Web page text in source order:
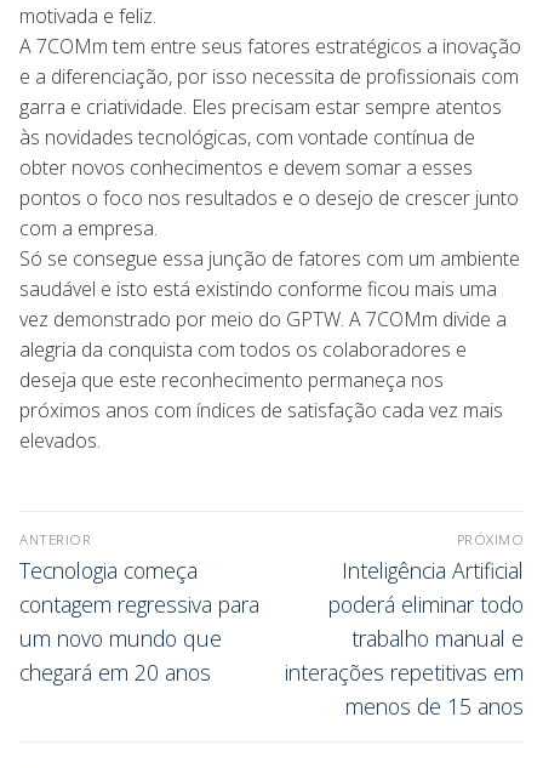
motivada e feliz.
A 7COMm tem entre seus fatores estratégicos a inovação
e a diferenciação, por isso necessita de profissionais com
garra e criatividade. Eles precisam estar sempre atentos
às novidades tecnológicas, com vontade contínua de
obter novos conhecimentos e devem somar a esses
pontos o foco nos resultados e o desejo de crescer junto
com a empresa.
Só se consegue essa junção de fatores com um ambiente
saudável e isto está existindo conforme ficou mais uma
vez demonstrado por meio do GPTW. A 7COMm divide a
alegria da conquista com todos os colaboradores e
deseja que este reconhecimento permaneça nos
próximos anos com índices de satisfação cada vez mais
elevados.
ANTERIOR
Tecnologia começa
contagem regressiva para
um novo mundo que
chegará em 20 anos
PRÓXIMO
Inteligência Artificial
poderá eliminar todo
trabalho manual e
interações repetitivas em
menos de 15 anos